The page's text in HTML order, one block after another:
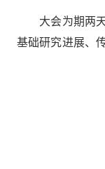
大会为期两天
基础研究进展、